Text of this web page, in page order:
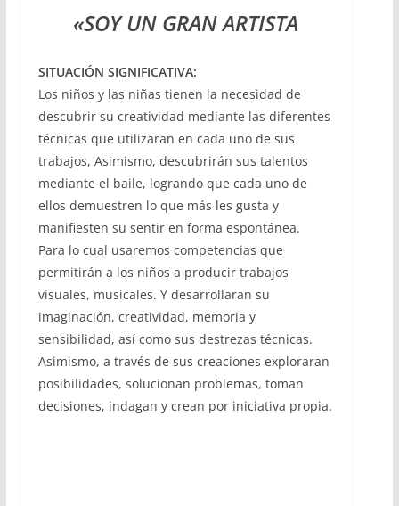
«SOY UN GRAN ARTISTA
SITUACIÓN SIGNIFICATIVA:
Los niños y las niñas tienen la necesidad de
descubrir su creatividad mediante las diferentes
técnicas que utilizaran en cada uno de sus
trabajos, Asimismo, descubrirán sus talentos
mediante el baile, logrando que cada uno de
ellos demuestren lo que más les gusta y
manifiesten su sentir en forma espontánea.
Para lo cual usaremos competencias que
permitirán a los niños a producir trabajos
visuales, musicales. Y desarrollaran su
imaginación, creatividad, memoria y
sensibilidad, así como sus destrezas técnicas.
Asimismo, a través de sus creaciones exploraran
posibilidades, solucionan problemas, toman
decisiones, indagan y crean por iniciativa propia.